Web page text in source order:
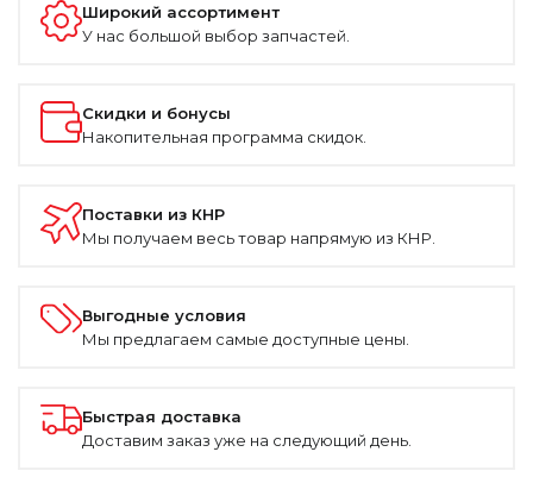
Широкий ассортимент
У нас большой выбор запчастей.
Скидки и бонусы
Накопительная программа скидок.
Поставки из КНР
Мы получаем весь товар напрямую из КНР.
Выгодные условия
Мы предлагаем самые доступные цены.
Быстрая доставка
Доставим заказ уже на следующий день.